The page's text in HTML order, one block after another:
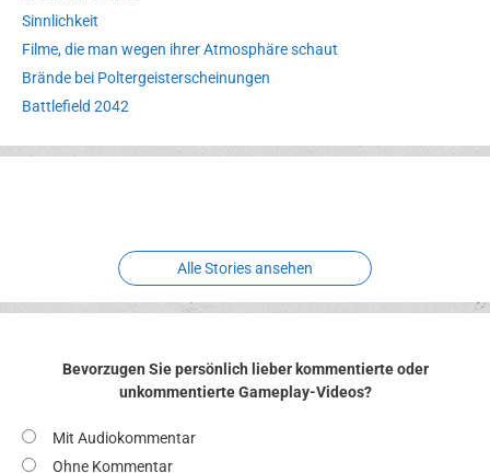
Sinnlichkeit
Filme, die man wegen ihrer Atmosphäre schaut
Brände bei Poltergeisterscheinungen
Battlefield 2042
Erlebnispark
Verbotene
Alle Stories ansehen
Bevorzugen Sie persönlich lieber kommentierte oder
unkommentierte Gameplay-Videos?
Mit Audiokommentar
Ohne Kommentar